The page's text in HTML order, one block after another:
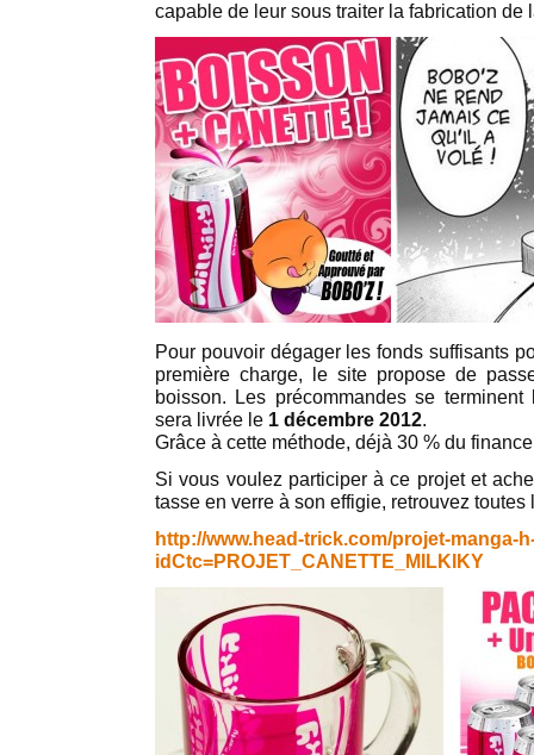
capable de leur sous traiter la fabrication de
Pour pouvoir dégager les fonds suffisants
première charge, le site propose de
boisson. Les précommandes se
sera livrée le 1 décembre 2012.
Grâce à cette méthode, déjà 30 % du
Si vous voulez participer à ce projet et
tasse en verre à son effigie, retrouvez toutes
http://www.head-trick.com/projet-manga-
idCtc=PROJET_CANETTE_MILKIKY